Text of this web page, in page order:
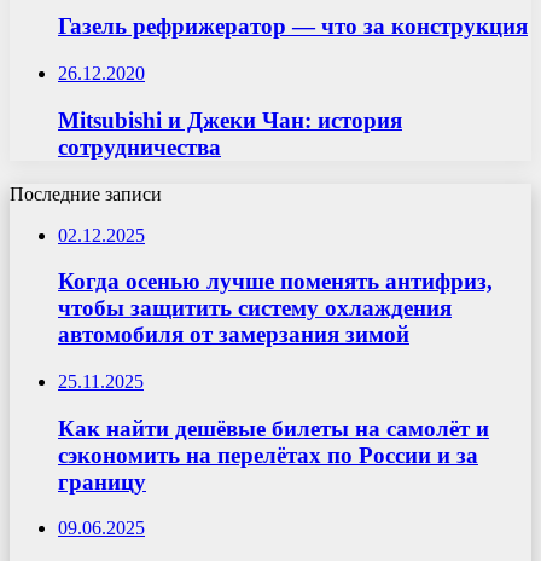
Газель рефрижератор — что за конструкция
26.12.2020
Mitsubishi и Джеки Чан: история
сотрудничества
Последние записи
02.12.2025
Когда осенью лучше поменять антифриз,
чтобы защитить систему охлаждения
автомобиля от замерзания зимой
25.11.2025
Как найти дешёвые билеты на самолёт и
сэкономить на перелётах по России и за
границу
09.06.2025